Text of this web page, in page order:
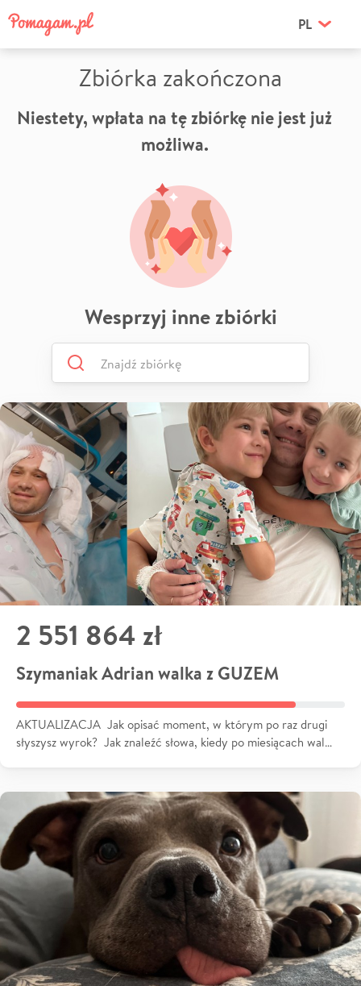
PL
Zbiórka zakończona
Niestety, wpłata na tę zbiórkę nie jest już
możliwa.
Wesprzyj inne zbiórki
2 551 864 zł
Szymaniak Adrian walka z GUZEM
AKTUALIZACJA Jak opisać moment, w którym po raz drugi
słyszysz wyrok? Jak znaleźć słowa, kiedy po miesiącach wal…